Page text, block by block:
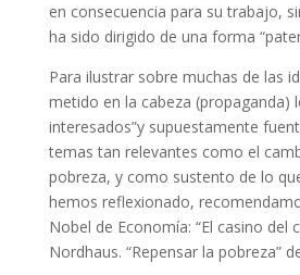
en consecuencia para su trabajo,
ha sido dirigido de una forma
Para ilustrar sobre muchas de las
metido en la cabeza (propaganda)
interesados”y supuestamente
temas tan relevantes como el
pobreza, y como sustento de lo
hemos reflexionado,
Nobel de Economía: “El casino del
Nordhaus. “Repensar la pobreza”